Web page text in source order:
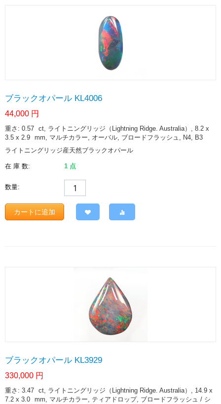
ブラックオパール KL4006
44,000 円
重さ: 0.57 ct, ライトニングリッジ（Lightning Ridge. Australia）, 8.2 x
3.5 x 2.9 mm, マルチカラー, オーバル, ブロードフラッシュ, N4, B3
ライトニングリッジ産天然ブラックオパール
在 庫 数: 1 点
数量:
カートに追加
ブラックオパール KL3929
330,000 円
重さ: 3.47 ct, ライトニングリッジ（Lightning Ridge. Australia）, 14.9 x
7.2 x 3.0 mm, マルチカラー, ティアドロップ, ブロードフラッシュ / シ